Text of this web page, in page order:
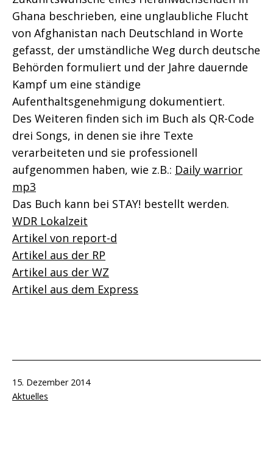
Ghana beschrieben, eine unglaubliche Flucht
von Afghanistan nach Deutschland in Worte
gefasst, der umständliche Weg durch deutsche
Behörden formuliert und der Jahre dauernde
Kampf um eine ständige
Aufenthaltsgenehmigung dokumentiert.
Des Weiteren finden sich im Buch als QR-Code
drei Songs, in denen sie ihre Texte
verarbeiteten und sie professionell
aufgenommen haben, wie z.B.: Daily warrior
mp3
Das Buch kann bei STAY! bestellt werden.
WDR Lokalzeit
Artikel von report-d
Artikel aus der RP
Artikel aus der WZ
Artikel aus dem Express
Veröffentlicht
am
15. Dezember 2014
Kategorisiert
Aktuelles